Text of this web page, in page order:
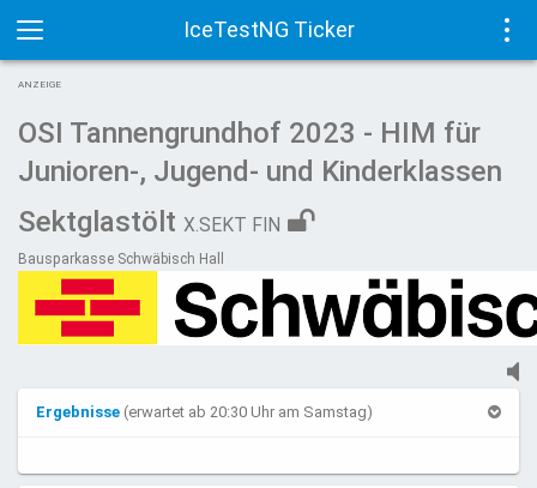
IceTestNG Ticker
Toggle
navigation
ANZEIGE
OSI Tannengrundhof 2023 - HIM für
Junioren-, Jugend- und Kinderklassen
Sektglastölt X.SEKT FIN
Bausparkasse Schwäbisch Hall
Ergebnisse (erwartet ab 20:30 Uhr am Samstag)